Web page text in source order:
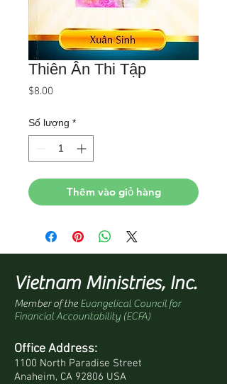
Thiên Ân Thi Tập
$8.00
Số lượng *
Thêm vào giỏ hàng
Vietnam Ministries, Inc.
Member of the Evangelical Council for
Financial Accountability (ECFA)
Office Address:
1100 North Paradise Street
Anaheim, CA 92806 USA